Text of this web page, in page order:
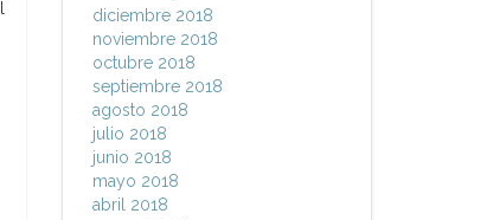
diciembre 2018
noviembre 2018
octubre 2018
septiembre 2018
agosto 2018
julio 2018
junio 2018
mayo 2018
abril 2018